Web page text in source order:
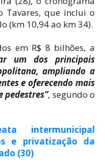
Tavares, que inclui o
(km 10,94 ao km 34).
em R$ 8 bilhões, a
um dos principais
ampliando a
e oferecendo mais
pedestres”, segundo o
intermunicipal
e privatização da
(30)